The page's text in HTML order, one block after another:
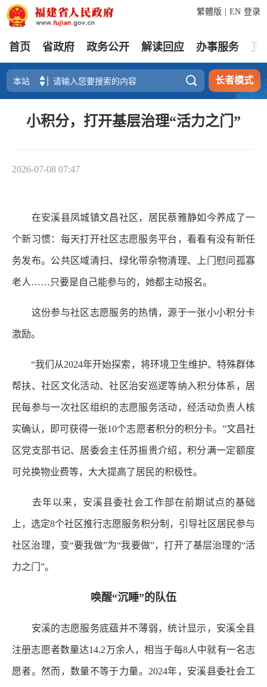
登录
繁體版 EN
首页 省政府 政务公开 解读回应 办事服务 互
 长者模式
小积分，打开基层治理“活力之门”
2026-07-08 07:47
在安溪县凤城镇文昌社区，居民蔡雅静如今养成了一
个新习惯：每天打开社区志愿服务平台，看看有没有新任
务发布。公共区域清扫、绿化带杂物清理、上门慰问孤寡
老人……只要是自己能参与的，她都主动报名。
这份参与社区志愿服务的热情，源于一张小小积分卡
激励。
“我们从2024年开始探索，将环境卫生维护、特殊群体
帮扶、社区文化活动、社区治安巡逻等纳入积分体系，居
民每参与一次社区组织的志愿服务活动，经活动负责人核
实确认，即可获得一张10个志愿者积分的积分卡。”文昌社
区党支部书记、居委会主任苏振贵介绍，积分满一定额度
可兑换物业费等，大大提高了居民的积极性。
去年以来，安溪县委社会工作部在前期试点的基础
上，选定8个社区推行志愿服务积分制，引导社区居民参与
社区治理，变“要我做”为“我要做”，打开了基层治理的“活
力之门”。
唤醒“沉睡”的队伍
安溪的志愿服务底蕴并不薄弱，统计显示，安溪全县
注册志愿者数量达14.2万余人，相当于每8人中就有一名志
愿者。然而，数量不等于力量。2024年，安溪县委社会工